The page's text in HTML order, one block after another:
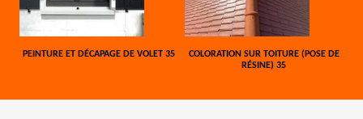
PEINTURE ET DÉCAPAGE DE VOLET 35
COLORATION SUR TOITURE (POSE DE
RÉSINE) 35